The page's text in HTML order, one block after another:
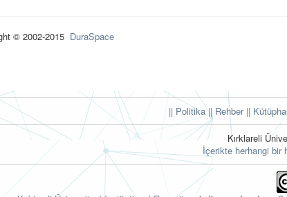
© 2002-2015 DuraSpace
|| Politika|| Rehber||
Kırklareli
İçerikte herhangi bir